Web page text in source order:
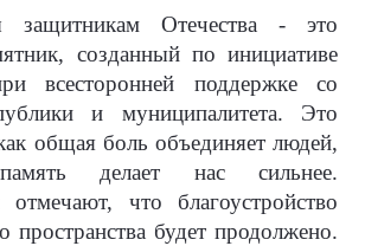
защитникам Отечества - это
созданный по инициативе
всесторонней поддержке со
и муниципалитета. Это
общая боль объединяет людей,
делает нас сильнее.
отмечают, что благоустройство
пространства будет продолжено.